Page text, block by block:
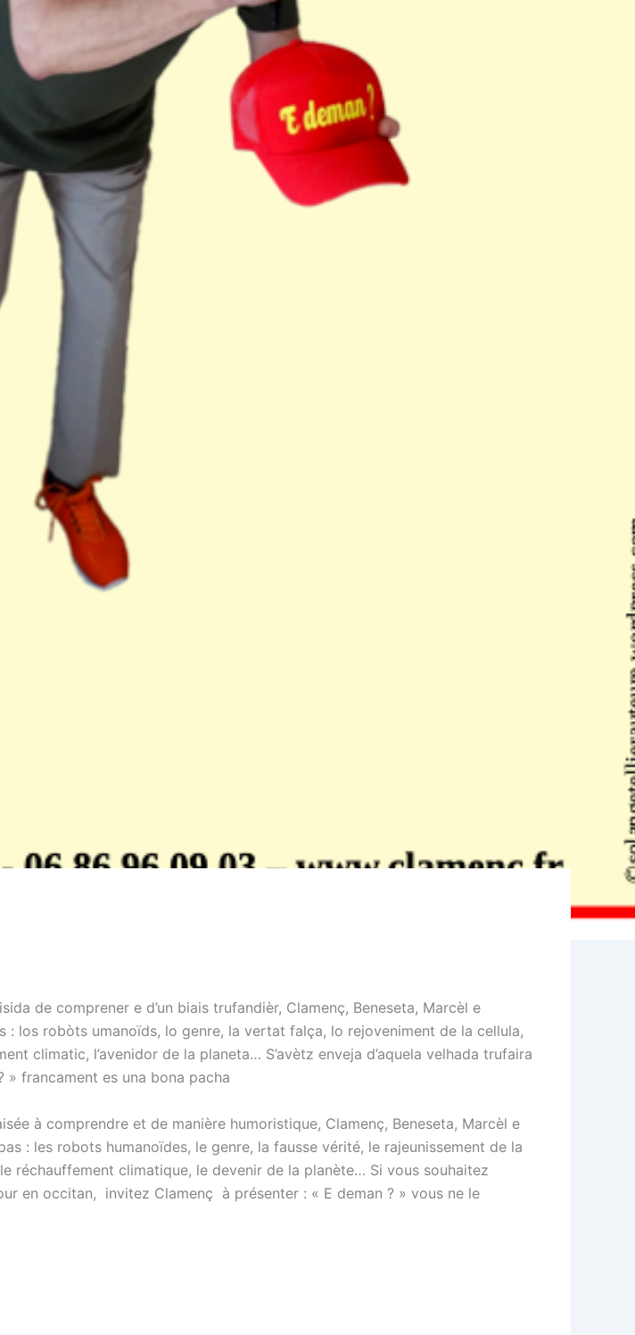
de comprener e d’un biais trufandièr, Clamenç, Beneseta, Marcèl e
: los robòts umanoïds, lo genre, la vertat falça, lo rejoveniment de la cellula,
climatic, l’avenidor de la planeta… S’avètz enveja d’aquela velhada trufaira
francament es una bona pacha
à comprendre et de manière humoristique, Clamenç, Beneseta, Marcèl e
: les robots humanoïdes, le genre, la fausse vérité, le rajeunissement de la
réchauffement climatique, le devenir de la planète… Si vous souhaitez
en occitan, invitez Clamenç à présenter : « E deman ? » vous ne le